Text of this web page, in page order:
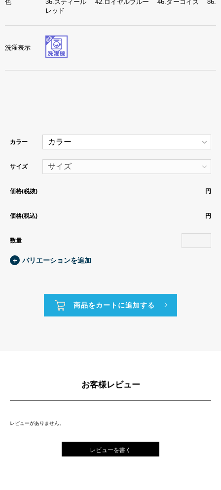
色
36.スティール 42.ロイヤルブルー 46.ターコイズ 86.
レッド
洗濯表示
カラー
サイズ
価格(税抜) 円
価格(税込) 円
数量
＋ バリエーションを追加
お客様レビュー
レビューがありません。
レビューを書く